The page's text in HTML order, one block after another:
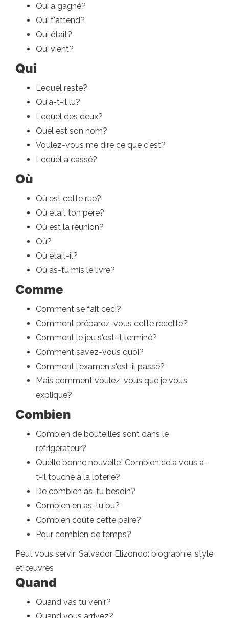
Qui a gagné?
Qui t'attend?
Qui était?
Qui vient?
Qui
Lequel reste?
Qu'a-t-il lu?
Lequel des deux?
Quel est son nom?
Voulez-vous me dire ce que c'est?
Lequel a cassé?
Où
Où est cette rue?
Où était ton père?
Où est la réunion?
Où?
Où était-il?
Où as-tu mis le livre?
Comme
Comment se fait ceci?
Comment préparez-vous cette recette?
Comment le jeu s'est-il terminé?
Comment savez-vous quoi?
Comment l'examen s'est-il passé?
Mais comment voulez-vous que je vous
explique?
Combien
Combien de bouteilles sont dans le
réfrigérateur?
Quelle bonne nouvelle! Combien cela vous a-
t-il touché à la loterie?
De combien as-tu besoin?
Combien en as-tu bu?
Combien coûte cette paire?
Pour combien de temps?
Peut vous servir: Salvador Elizondo: biographie, style
et œuvres
Quand
Quand vas tu venir?